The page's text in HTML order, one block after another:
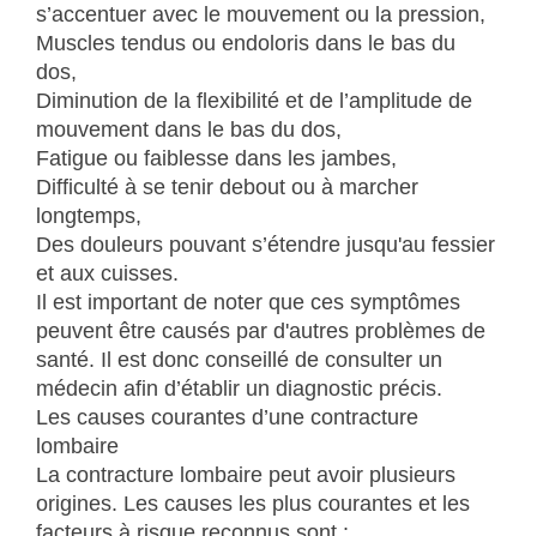
s’accentuer avec le mouvement ou la pression,
Muscles tendus ou endoloris dans le bas du
dos,
Diminution de la flexibilité et de l’amplitude de
mouvement dans le bas du dos,
Fatigue ou faiblesse dans les jambes,
Difficulté à se tenir debout ou à marcher
longtemps,
Des douleurs pouvant s’étendre jusqu'au fessier
et aux cuisses.
Il est important de noter que ces symptômes
peuvent être causés par d'autres problèmes de
santé. Il est donc conseillé de consulter un
médecin afin d’établir un diagnostic précis.
Les causes courantes d’une contracture
lombaire
La contracture lombaire peut avoir plusieurs
origines. Les causes les plus courantes et les